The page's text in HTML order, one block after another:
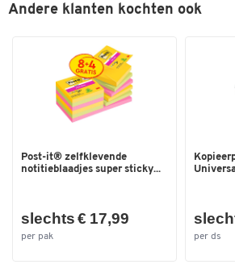
Andere klanten kochten ook
Post-it® zelfklevende
notitieblaadjes super sticky...
slechts € 17,99
per pak per ds